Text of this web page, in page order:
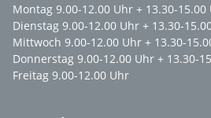
Montag 9.00-12.00 Uhr + 13.30-15.00
Dienstag 9.00-12.00 Uhr + 13.30-
Mittwoch 9.00-12.00 Uhr + 13.30-
Donnerstag 9.00-12.00 Uhr + 13.30-
Freitag 9.00-12.00 Uhr